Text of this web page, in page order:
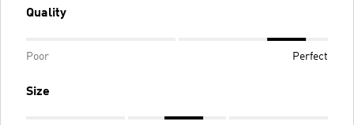
Quality
Poor Perfect
Size